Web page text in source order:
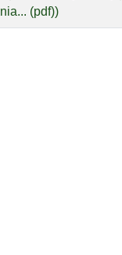
(pdf))